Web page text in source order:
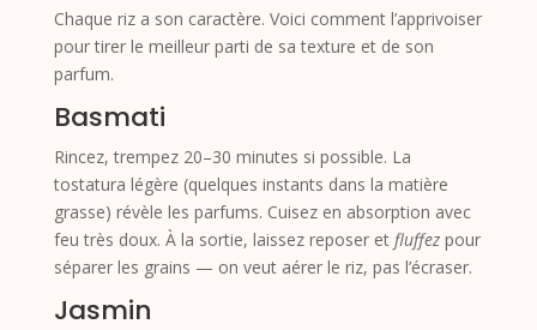
Chaque riz a son caractère. Voici comment l’apprivoiser
pour tirer le meilleur parti de sa texture et de son
parfum.
Basmati
Rincez, trempez 20–30 minutes si possible. La
tostatura légère (quelques instants dans la matière
grasse) révèle les parfums. Cuisez en absorption avec
feu très doux. À la sortie, laissez reposer et fluffezpour
séparer les grains — on veut aérer le riz, pas l’écraser.
Jasmin